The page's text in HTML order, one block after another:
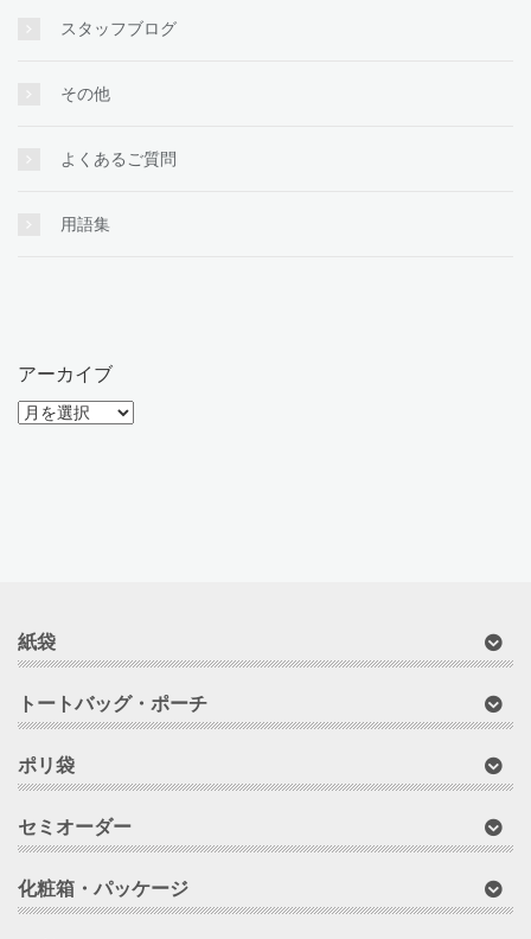
スタッフブログ
その他
よくあるご質問
用語集
アーカイブ
ア
紙袋
トートバッグ・ポーチ
ポリ袋
セミオーダー
化粧箱・パッケージ